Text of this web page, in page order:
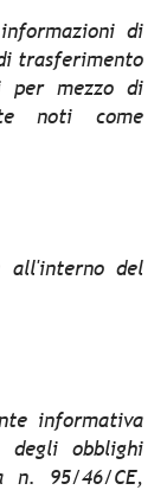
di
trasferimento
per mezzo di
noti come
all'interno del
informativa
degli obblighi
n. 95/46/CE,